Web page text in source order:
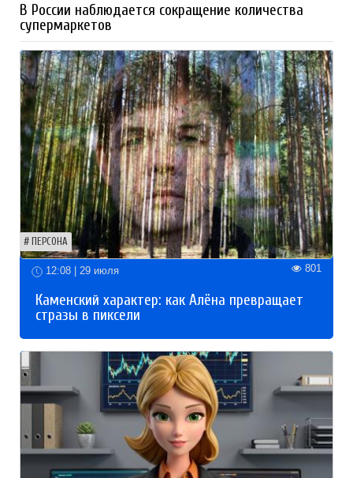
В России наблюдается сокращение количества
супермаркетов
ПЕРСОНА
12:08 | 29 июля 801
Каменский характер: как Алёна превращает
стразы в пиксели